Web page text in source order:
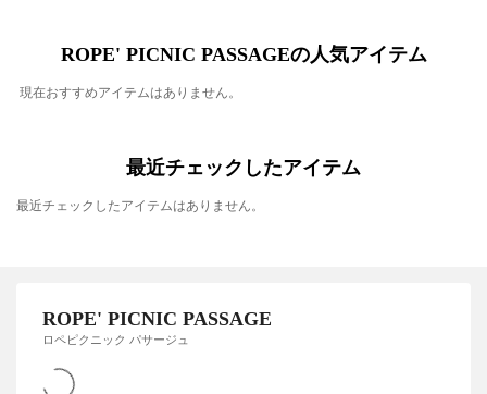
ROPE' PICNIC PASSAGEの人気アイテム
現在おすすめアイテムはありません。
最近チェックしたアイテム
最近チェックしたアイテムはありません。
ROPE' PICNIC PASSAGE
ロペピクニック パサージュ